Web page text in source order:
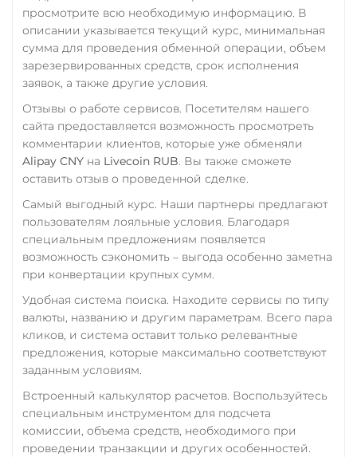
Промсвязьбанк RUB
ПУМБ UAH
Райффайзен
РНКБ RUB
Росбанк RUB
Россельхоз банк RUB
Сбербанк
RUB KZT
Тинькофф
RUB QR RUB
УкрСиббанк UAH
Центр Кредит KZT
Элкарт KGS
просмотрите всю необходимую информацию. В
описании указывается текущий курс, минимальная
сумма для проведения обменной операции, объем
зарезервированных средств, срок исполнения
заявок, а также другие условия.
Отзывы о работе сервисов. Посетителям нашего
сайта предоставляется возможность просмотреть
комментарии клиентов, которые уже обменяли
Alipay CNY на Livecoin RUB. Вы также сможете
оставить отзыв о проведенной сделке.
Самый выгодный курс. Наши партнеры предлагают
пользователям лояльные условия. Благодаря
специальным предложениям появляется
возможность сэкономить – выгода особенно заметна
при конвертации крупных сумм.
Удобная система поиска. Находите сервисы по типу
валюты, названию и другим параметрам. Всего пара
кликов, и система оставит только релевантные
предложения, которые максимально соответствуют
заданным условиям.
Встроенный калькулятор расчетов. Воспользуйтесь
специальным инструментом для подсчета
комиссии, объема средств, необходимого при
проведении транзакции и других особенностей.